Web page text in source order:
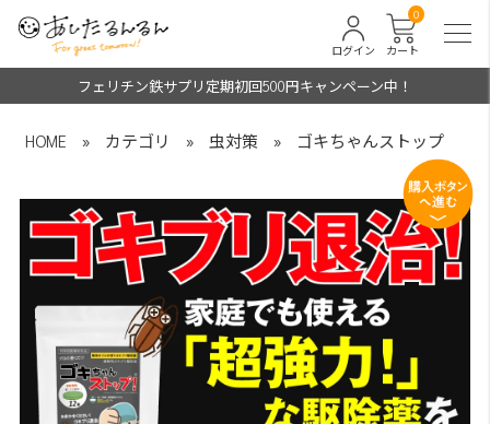
カート
0
ログイン
フェリチン鉄サプリ定期初回500円キャンペーン中！
HOME » カテゴリ » 虫対策 » ゴキちゃんストップ